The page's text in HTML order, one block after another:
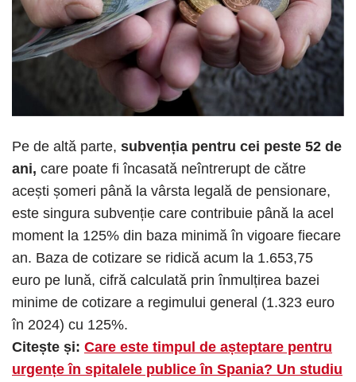
Pe de altă parte, subvenția pentru cei peste 52 de
ani, care poate fi încasată neîntrerupt de către
acești șomeri până la vârsta legală de pensionare,
este singura subvenție care contribuie până la acel
moment la 125% din baza minimă în vigoare fiecare
an. Baza de cotizare se ridică acum la 1.653,75
euro pe lună, cifră calculată prin înmulțirea bazei
minime de cotizare a regimului general (1.323 euro
în 2024) cu 125%.
Citește și: Care este timpul de așteptare pentru
urgențe în spitalele publice în Spania? Un studiu